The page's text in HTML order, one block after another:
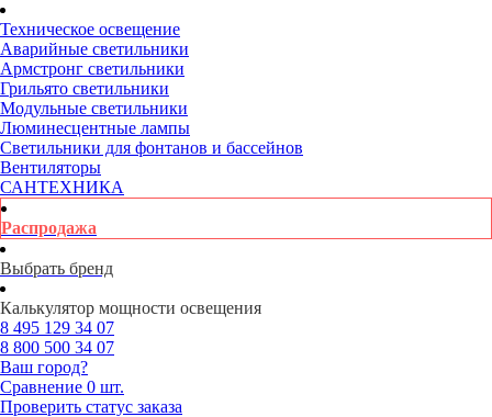
Техническое освещение
Аварийные светильники
Армстронг светильники
Грильято светильники
Модульные светильники
Люминесцентные лампы
Светильники для фонтанов и бассейнов
Вентиляторы
САНТЕХНИКА
Распродажа
Выбрать бренд
Калькулятор мощности освещения
8 495 129 34 07
8 800 500 34 07
Ваш город?
Сравнение 0 шт.
Проверить статус заказа